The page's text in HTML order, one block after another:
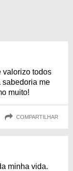
valorizo todos
sabedoria me
muito!
COMPARTILHAR
minha vida.